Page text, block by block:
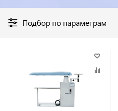
Подбор по параметрам